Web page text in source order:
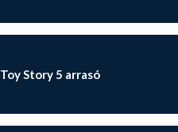
Toy Story 5 arrasó